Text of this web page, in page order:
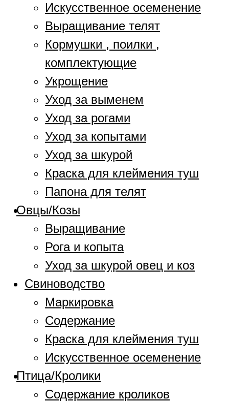
Искусственное осеменение
Выращивание телят
Кормушки , поилки ,
комплектующие
Укрощение
Уход за выменем
Уход за рогами
Уход за копытами
Уход за шкурой
Краска для клеймения туш
Папона для телят
Овцы/Козы
Выращивание
Рога и копыта
Уход за шкурой овец и коз
Свиноводство
Маркировка
Содержание
Краска для клеймения туш
Искусственное осеменение
Птица/Кролики
Содержание кроликов